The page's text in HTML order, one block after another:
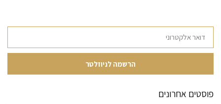
פוסטים אחרונים